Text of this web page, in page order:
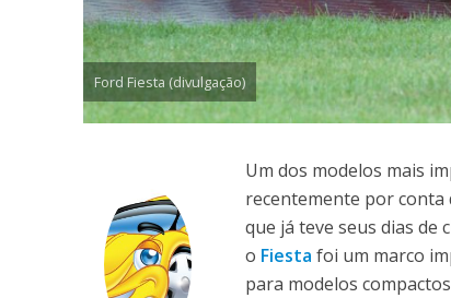
Ford Fiesta (divulgação)
Um dos modelos mais
recentemente por conta
que já teve seus dias
o Fiesta foi um marco
para modelos